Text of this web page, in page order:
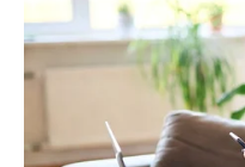
Εφημερίδες και ΜΜΕ που
χρηματοδοτούνται από τον
George Soros
Email address: